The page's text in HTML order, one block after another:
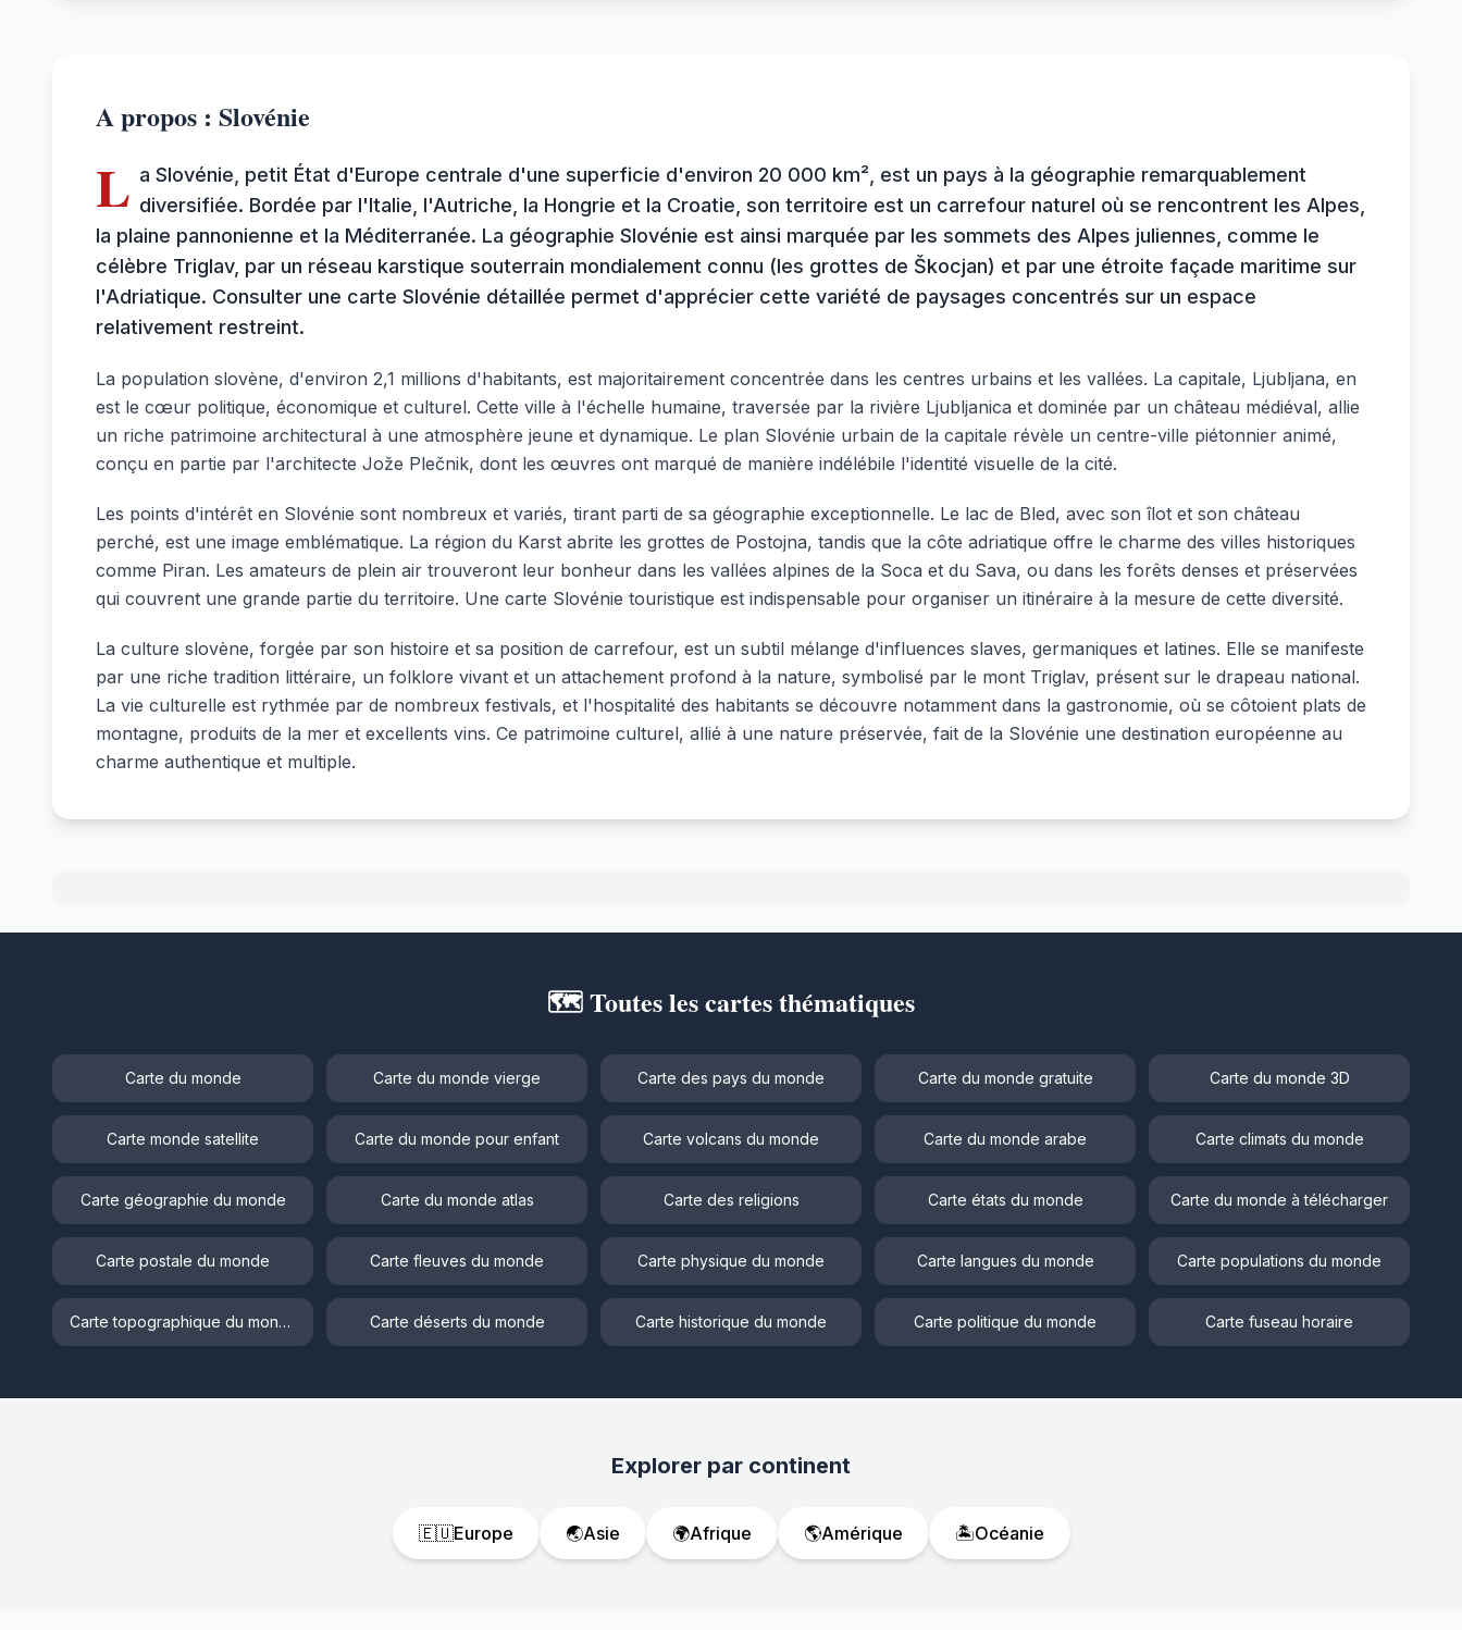
A propos : Slovénie
L a Slovénie, petit État d'Europe centrale d'une superficie d'environ 20 000 km², est un pays à la géographie remarquablement
diversifiée. Bordée par l'Italie, l'Autriche, la Hongrie et la Croatie, son territoire est un carrefour naturel où se rencontrent les Alpes,
la plaine pannonienne et la Méditerranée. La géographie Slovénie est ainsi marquée par les sommets des Alpes juliennes, comme le
célèbre Triglav, par un réseau karstique souterrain mondialement connu (les grottes de Škocjan) et par une étroite façade maritime sur
l'Adriatique. Consulter une carte Slovénie détaillée permet d'apprécier cette variété de paysages concentrés sur un espace
relativement restreint.
La population slovène, d'environ 2,1 millions d'habitants, est majoritairement concentrée dans les centres urbains et les vallées. La capitale, Ljubljana, en
est le cœur politique, économique et culturel. Cette ville à l'échelle humaine, traversée par la rivière Ljubljanica et dominée par un château médiéval, allie
un riche patrimoine architectural à une atmosphère jeune et dynamique. Le plan Slovénie urbain de la capitale révèle un centre-ville piétonnier animé,
conçu en partie par l'architecte Jože Plečnik, dont les œuvres ont marqué de manière indélébile l'identité visuelle de la cité.
Les points d'intérêt en Slovénie sont nombreux et variés, tirant parti de sa géographie exceptionnelle. Le lac de Bled, avec son îlot et son château
perché, est une image emblématique. La région du Karst abrite les grottes de Postojna, tandis que la côte adriatique offre le charme des villes historiques
comme Piran. Les amateurs de plein air trouveront leur bonheur dans les vallées alpines de la Soca et du Sava, ou dans les forêts denses et préservées
qui couvrent une grande partie du territoire. Une carte Slovénie touristique est indispensable pour organiser un itinéraire à la mesure de cette diversité.
La culture slovène, forgée par son histoire et sa position de carrefour, est un subtil mélange d'influences slaves, germaniques et latines. Elle se manifeste
par une riche tradition littéraire, un folklore vivant et un attachement profond à la nature, symbolisé par le mont Triglav, présent sur le drapeau national.
La vie culturelle est rythmée par de nombreux festivals, et l'hospitalité des habitants se découvre notamment dans la gastronomie, où se côtoient plats de
montagne, produits de la mer et excellents vins. Ce patrimoine culturel, allié à une nature préservée, fait de la Slovénie une destination européenne au
charme authentique et multiple.
🗺️ Toutes les cartes thématiques
Carte du monde Carte du monde vierge Carte des pays du monde Carte du monde gratuite Carte du monde 3D
Carte monde satellite Carte du monde pour enfant Carte volcans du monde Carte du monde arabe Carte climats du monde
Carte géographie du monde Carte du monde atlas Carte des religions Carte états du monde Carte du monde à télécharger
Carte postale du monde Carte fleuves du monde Carte physique du monde Carte langues du monde Carte populations du monde
Carte topographique du monde Carte déserts du monde Carte historique du monde Carte politique du monde Carte fuseau horaire
Explorer par continent
🇪🇺Europe 🌏Asie 🌍Afrique 🌎Amérique 🏝️Océanie